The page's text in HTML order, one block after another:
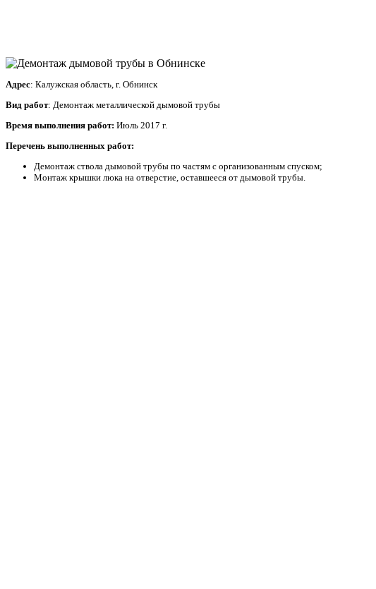
Адрес: Калужская область, г. Обнинск
Вид работ: Демонтаж металлической дымовой трубы
Время выполнения работ: Июль 2017 г.
Перечень выполненных работ:
Демонтаж ствола дымовой трубы по частям с организованным спуском;
Монтаж крышки люка на отверстие, оставшееся от дымовой трубы.